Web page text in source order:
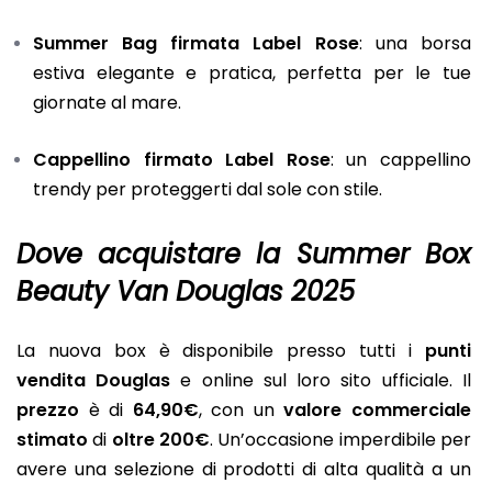
Summer Bag firmata Label Rose: una borsa
estiva elegante e pratica, perfetta per le tue
giornate al mare.
Cappellino firmato Label Rose: un cappellino
trendy per proteggerti dal sole con stile.
Dove acquistare la Summer Box
Beauty Van Douglas 2025
La nuova box è disponibile presso tutti i punti
vendita Douglas e online sul loro sito ufficiale. Il
prezzo è di 64,90€, con unvalore commerciale
stimato di oltre 200€. Un’occasione imperdibile per
avere una selezione di prodotti di alta qualità a un